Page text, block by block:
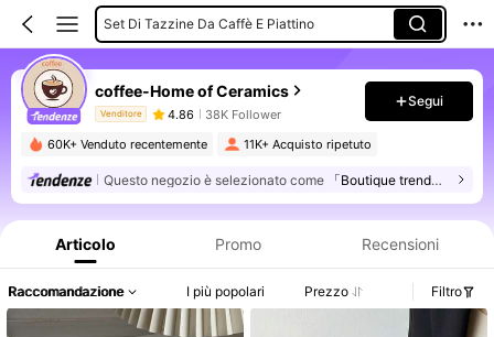
Set Di Tazzine Da Caffè E Piattino
Portacandele In Vetro Antivento
Tazze E Piattini
coffee-Home of Ceramics
Venditore 4.86 38K Follower
Segui
60K+ Venduto recentemente 11K+ Acquisto ripetuto
Questo negozio è selezionato come 「Boutique trendy」
Articolo Promo Recensioni
Raccomandazione I più popolari Prezzo Filtro